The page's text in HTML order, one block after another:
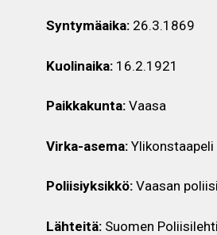
Syntymäaika:26.3.1869
Kuolinaika:16.2.1921
Paikkakunta:Vaasa
Virka-asema:Ylikonstaapeli
Poliisiyksikkö:Vaasan
Lähteitä:Suomen